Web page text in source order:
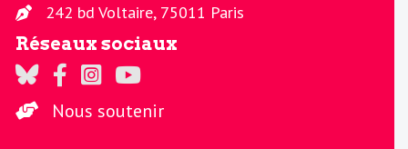
242 bd Voltaire, 75011 Paris
Réseaux sociaux
Regards sur Twitter
Regards sur Facebook
Regards sur Instagram
La chaine Regards sur Youtube
Nous soutenir